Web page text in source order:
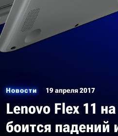
Новости 19 апреля 2017
Lenovo Flex 11
боится падений